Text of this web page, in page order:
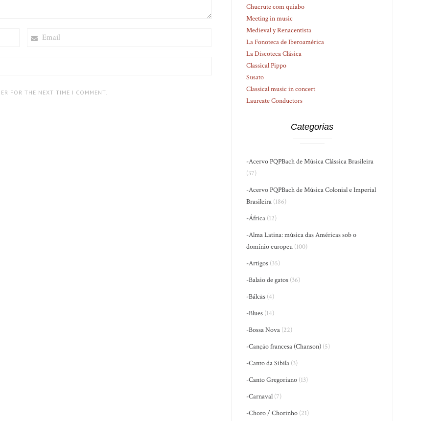
FOR THE NEXT TIME I COMMENT.
Chucrute com quiabo
Meeting in music
Medieval y Renacentista
La Fonoteca de Iberoamérica
La Discoteca Clásica
Classical Pippo
Susato
Classical music in concert
Laureate Conductors
Categorias
-Acervo PQPBach de Música Clássica Brasileira
(37)
-Acervo PQPBach de Música Colonial e Imperial
Brasileira (186)
-África (12)
-Alma Latina: música das Américas sob o
domínio europeu (100)
-Artigos (35)
-Balaio de gatos (36)
-Bálcãs (4)
-Blues (14)
-Bossa Nova (22)
-Canção francesa (Chanson) (5)
-Canto da Sibila (3)
-Canto Gregoriano (13)
-Carnaval (7)
-Choro / Chorinho (21)